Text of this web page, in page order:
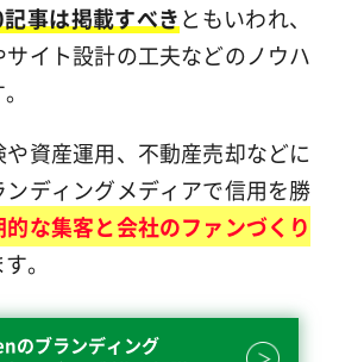
事は掲載すべきともいわれ、
イト設計の工夫などのノウハ
資産運用、不動産売却などに
ディングメディアで信用を勝
的な集客と会社のファンづくり
。
のブランディング